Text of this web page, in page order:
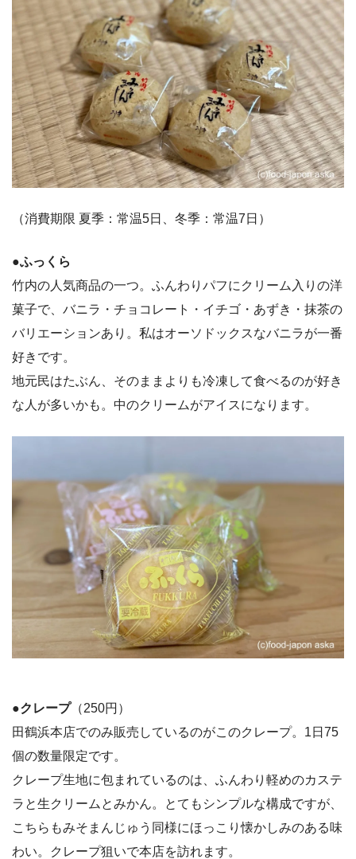
（消費期限 夏季：常温5日、冬季：常温7日）
●ふっくら
竹内の人気商品の一つ。ふんわりパフにクリーム入りの洋
菓子で、バニラ・チョコレート・イチゴ・あずき・抹茶の
バリエーションあり。私はオーソドックスなバニラが一番
好きです。
地元民はたぶん、そのままよりも冷凍して食べるのが好き
な人が多いかも。中のクリームがアイスになります。
●クレープ（250円）
田鶴浜本店でのみ販売しているのがこのクレープ。1日75
個の数量限定です。
クレープ生地に包まれているのは、ふんわり軽めのカステ
ラと生クリームとみかん。とてもシンプルな構成ですが、
こちらもみそまんじゅう同様にほっこり懐かしみのある味
わい。クレープ狙いで本店を訪れます。